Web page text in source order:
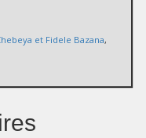
et Fidele Bazana,